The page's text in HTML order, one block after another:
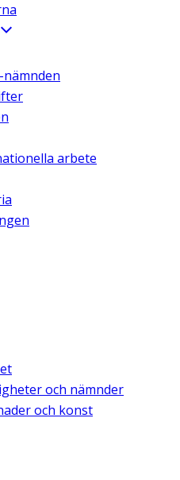
arbete
och nämnder
och konst